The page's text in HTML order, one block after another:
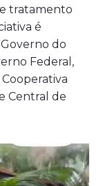
tratamento
é
do
Federal,
Central de